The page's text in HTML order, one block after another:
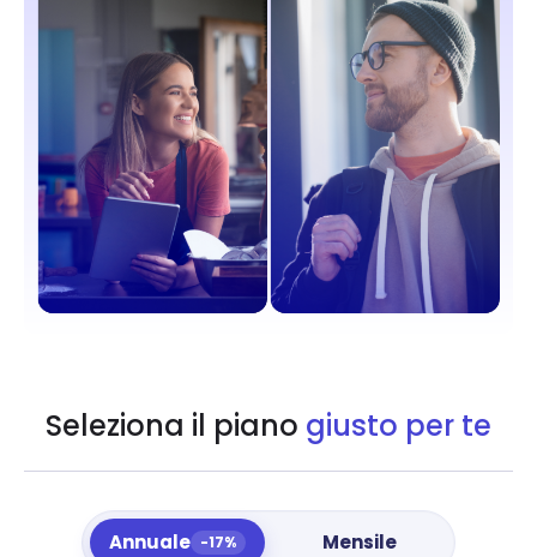
Seleziona il piano giusto per te
Annuale -17% Mensile